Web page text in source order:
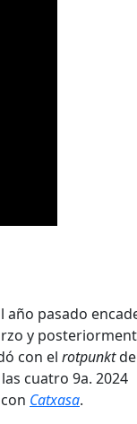
año pasado
y
con el rotpunktde
las cuatro 9a. 2024
Catxasa.